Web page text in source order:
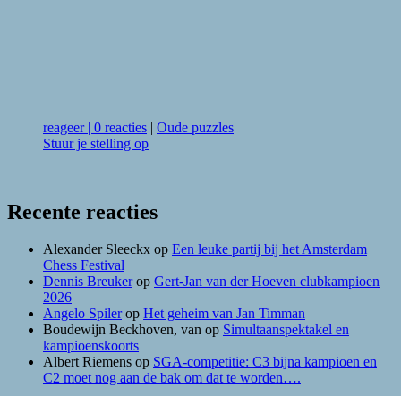
reageer| 0 reacties | Oude puzzles
Stuur je stelling op
Recente reacties
Alexander Sleeckx op Een leuke partij bij het Amsterdam
Chess Festival
Dennis Breukerop Gert-Jan van der Hoeven clubkampioen
2026
Angelo Spilerop Het geheim van Jan Timman
Boudewijn Beckhoven, van op Simultaanspektakel en
kampioenskoorts
Albert Riemens op SGA-competitie: C3 bijna kampioen en
C2 moet nog aan de bak om dat te worden….